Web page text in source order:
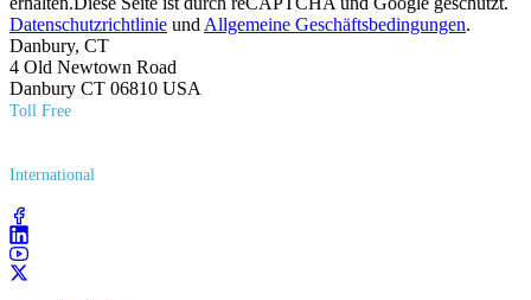
Datenschutzrichtlinie und Allgemeine Geschäftsbedingungen.
Danbury, CT
4 Old Newtown Road
Danbury CT 06810 USA
Toll Free
International